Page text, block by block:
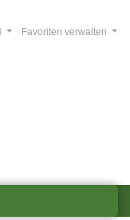
Favoriten verwalten